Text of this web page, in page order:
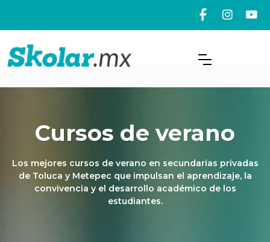
Cursos de verano
Los mejores cursos de verano en secundarias privadas
de Toluca y Metepec que impulsan el aprendizaje, la
convivencia y el desarrollo académico de los
estudiantes.